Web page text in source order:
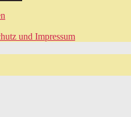
und Impressum